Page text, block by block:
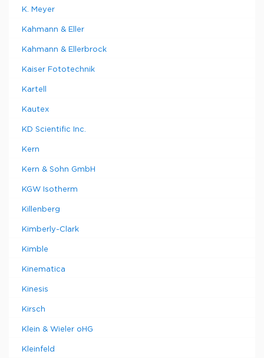
K. Meyer
Kahmann & Eller
Kahmann & Ellerbrock
Kaiser Fototechnik
Kartell
Kautex
KD Scientific Inc.
Kern
Kern & Sohn GmbH
KGW Isotherm
Killenberg
Kimberly-Clark
Kimble
Kinematica
Kinesis
Kirsch
Klein & Wieler oHG
Kleinfeld